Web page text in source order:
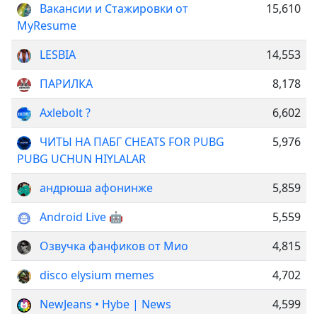
Вакансии и Стажировки от
MyResume
15,610
LESBIA
14,553
ПАРИЛКА
8,178
Axlebolt ?
6,602
ЧИТЫ НА ПАБГ CHEATS FOR PUBG
PUBG UCHUN HIYLALAR
5,976
андрюша афонинже
5,859
Android Live 🤖
5,559
Озвучка фанфиков от Мио
4,815
disco elysium memes
4,702
NewJeans • Hybe | News
4,599